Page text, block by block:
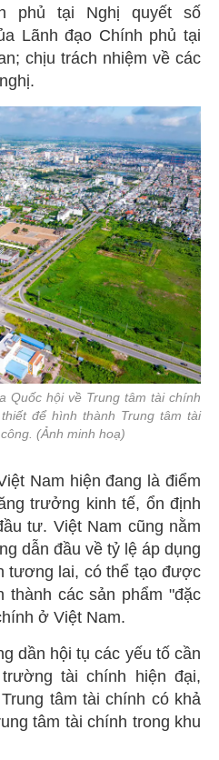
phủ tại Nghị quyết số
Lãnh đạo Chính phủ tại
chịu trách nhiệm về các
Quốc hội về Trung tâm tài chính
để hình thành Trung tâm tài
(Ảnh minh hoạ)
Nam hiện đang là điểm
trưởng kinh tế, ổn định
tư. Việt Nam cũng nằm
dẫn đầu về tỷ lệ áp dụng
tương lai, có thể tạo được
thành các sản phẩm "đặc
ở Việt Nam.
dần hội tụ các yếu tố cần
tài chính hiện đại,
tâm tài chính có khả
tâm tài chính trong khu